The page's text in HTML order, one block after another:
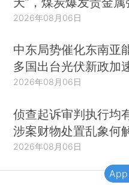
2026年08月06日
中东局势催化东南亚
多国出台光伏新政加
2026年08月06日
侦查起诉审判执行均
涉案财物处置乱象何
2026年08月06日